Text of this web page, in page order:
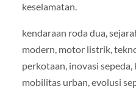
keselamatan.
kendaraan roda dua,
modern, motor listrik,
perkotaan, inovasi
mobilitas urban, evolusi